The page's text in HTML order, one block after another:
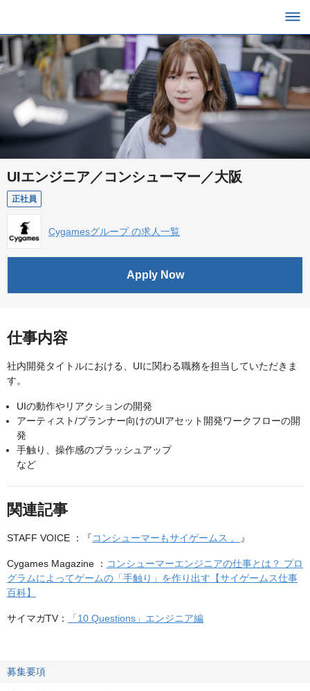
UIエンジニア／コンシューマー／大阪
正社員
Cygamesグループ の求人一覧
Apply Now
仕事内容
社内開発タイトルにおける、UIに関わる職務を担当していただきま
す。
UIの動作やリアクションの開発
アーティスト/プランナー向けのUIアセット開発ワークフローの開
発
手触り、操作感のブラッシュアップ
など
関連記事
STAFF VOICE ：『コンシューマーもサイゲームス 。 』
Cygames Magazine ： コンシューマーエンジニアの仕事とは？ プロ
グラムによってゲームの「手触り」を作り出す【サイゲームス仕事
百科】
サイマガTV： 「10 Questions」エンジニア編
募集要項